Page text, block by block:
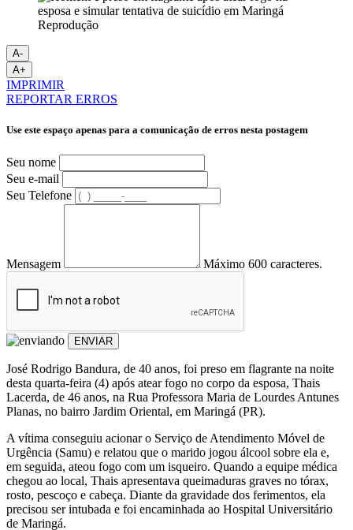
Reprodução
A-
A+
IMPRIMIR
REPORTAR ERROS
Use este espaço apenas para a comunicação de erros nesta postagem
Seu nome
Seu e-mail
Seu Telefone
Mensagem Máximo 600 caracteres.
ENVIAR
José Rodrigo Bandura, de 40 anos, foi preso em flagrante na noite
desta quarta-feira (4) após atear fogo no corpo da esposa, Thais
Lacerda, de 46 anos, na Rua Professora Maria de Lourdes Antunes
Planas, no bairro Jardim Oriental, em Maringá (PR).
A vítima conseguiu acionar o Serviço de Atendimento Móvel de
Urgência (Samu) e relatou que o marido jogou álcool sobre ela e,
em seguida, ateou fogo com um isqueiro. Quando a equipe médica
chegou ao local, Thais apresentava queimaduras graves no tórax,
rosto, pescoço e cabeça. Diante da gravidade dos ferimentos, ela
precisou ser intubada e foi encaminhada ao Hospital Universitário
de Maringá.